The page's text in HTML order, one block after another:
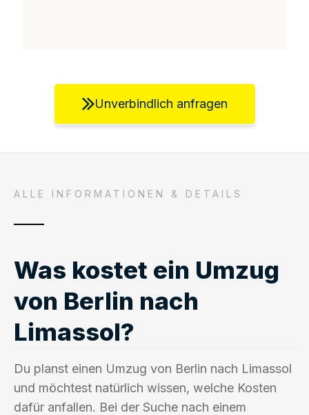
Unverbindlich anfragen
ALLE INFORMATIONEN & DETAILS
Was kostet ein Umzug
von Berlin nach
Limassol?
Du planst einen Umzug von Berlin nach Limassol
und möchtest natürlich wissen, welche Kosten
dafür anfallen. Bei der Suche nach einem